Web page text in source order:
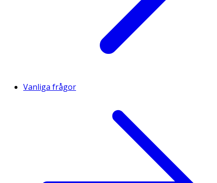
Vanliga frågor